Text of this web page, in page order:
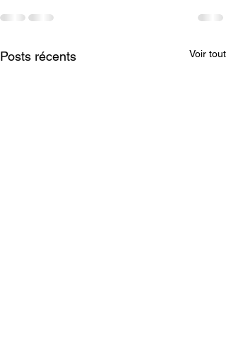
Posts récents Voir tout